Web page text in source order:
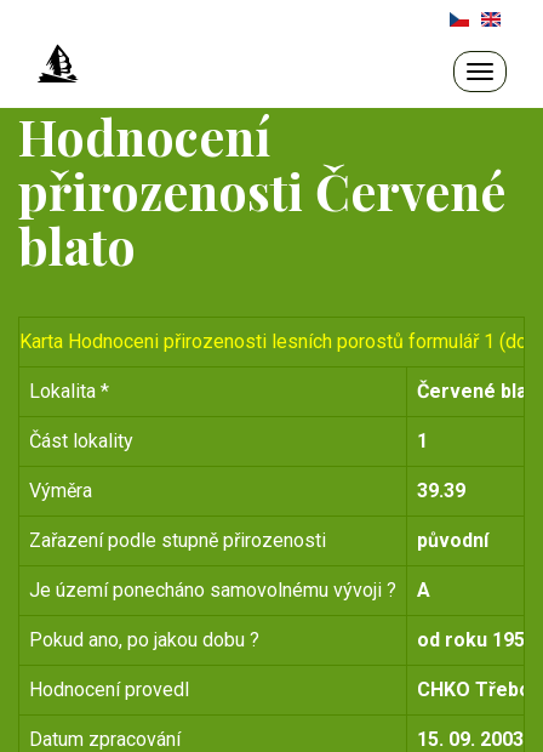
hlavnímu
Toggle
Hodnocení
přirozenosti Červené
blato
Karta Hodnoceni přirozenosti lesních porostů formulář 1 (do
Lokalita * Červené
Část lokality 1
Výměra 39.39
Zařazení podle stupně přirozenosti původní
Je území ponecháno samovolnému vývoji ? A
Pokud ano, po jakou dobu ? od roku 1955
Hodnocení provedl CHKO
Datum zpracování 15. 09. 2003